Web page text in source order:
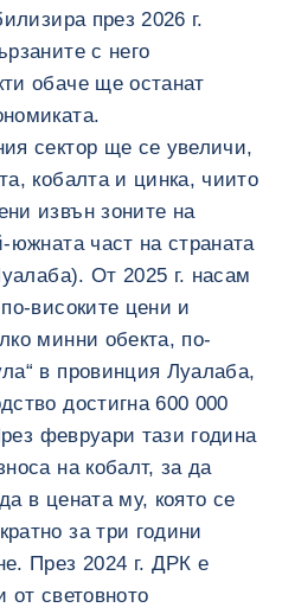
през 2026 г.
с него
обаче ще останат
сектор ще се увеличи,
кобалта и цинка, чиито
извън зоните на
южната част на страната
От 2025 г. насам
високите цени и
минни обекта, по-
в провинция Луалаба,
достигна 600 000
февруари тази година
на кобалт, за да
в цената му, която се
за три години
През 2024 г. ДРК е
от световното